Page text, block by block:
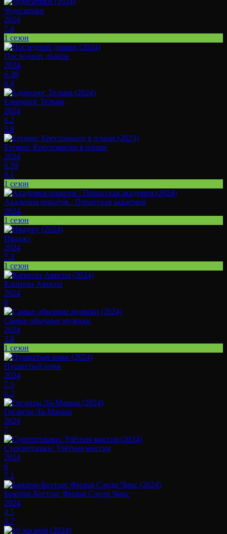
Чудесатики
2024
7.4
1 сезон
Последний дракон
2024
6.38
6.4
Единорог Тельма
2024
6.2
5.8
Бэтмен: Крестоносец в плаще
2024
6.59
9.1
1 сезон
Академия пиратов / Пиратская академия
2024
1 сезон
Иваджу
2024
7.3
1 сезон
Капитан Ависпа
2024
6
Самые обычные мужики
2024
3.8
1 сезон
Пушистый вояж
2024
7.5
6.3
Гиганты Ла-Манша
2024
7
Суперпташки: Улётная миссия
2024
6
7.1
Бикини-Боттом: Фильм Сэнди Чикс
2024
4.5
3.7